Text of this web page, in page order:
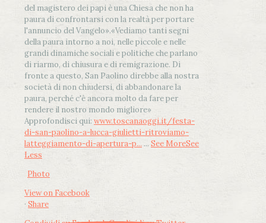
del magistero dei papi è una Chiesa che non ha
paura di confrontarsi con la realtà per portare
l'annuncio del Vangelo».«Vediamo tanti segni
della paura intorno a noi, nelle piccole e nelle
grandi dinamiche sociali e politiche che parlano
di riarmo, di chiusura e di remigrazione. Di
fronte a questo, San Paolino direbbe alla nostra
società di non chiudersi, di abbandonare la
paura, perché c'è ancora molto da fare per
rendere il nostro mondo migliore»
Approfondisci qui: www.toscanaoggi.it/festa-
di-san-paolino-a-lucca-giulietti-ritroviamo-
latteggiamento-di-apertura-p... ... See MoreSee
Less
Photo
View on Facebook
· Share